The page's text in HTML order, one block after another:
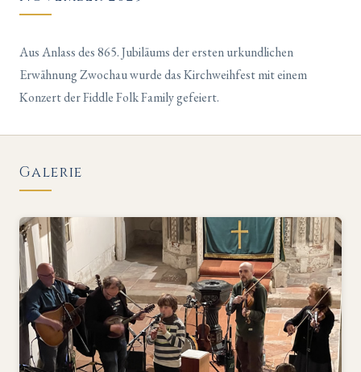
Aus Anlass des 865. Jubiläums der ersten urkundlichen
Erwähnung Zwochau wurde das Kirchweihfest mit einem
Konzert der Fiddle Folk Family gefeiert.
Galerie